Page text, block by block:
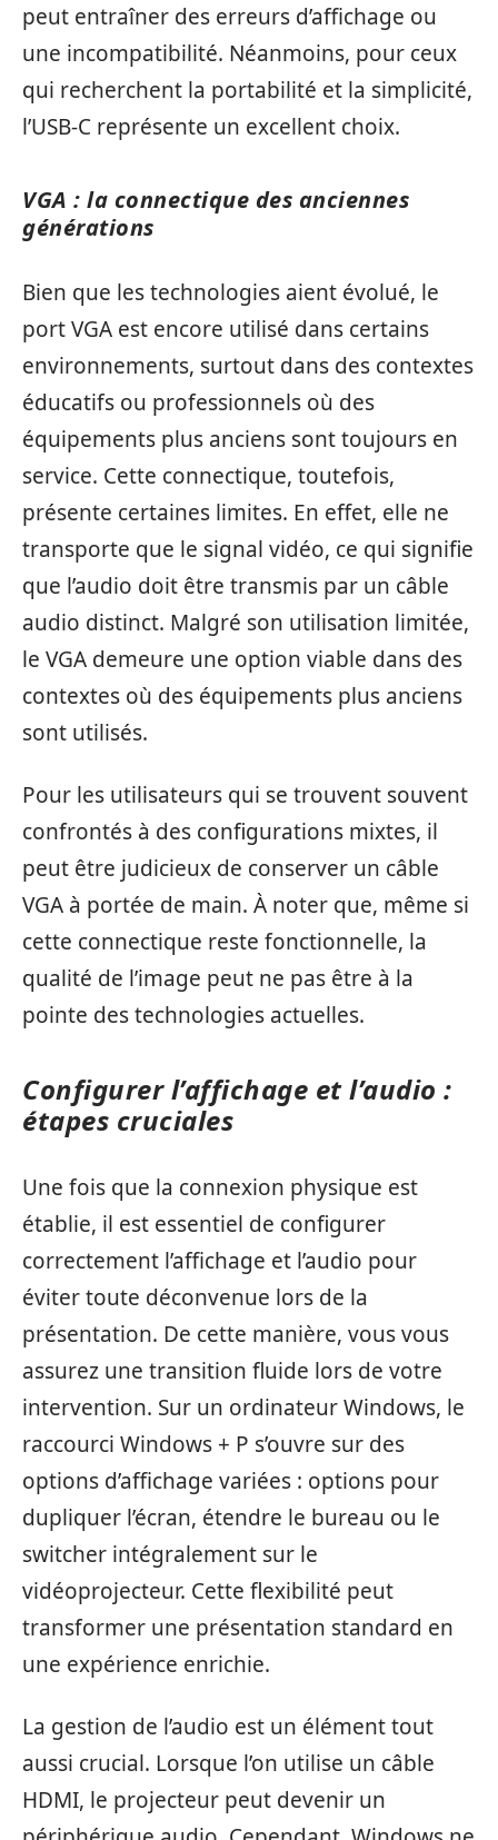
peut entraîner des erreurs d’affichage ou
une incompatibilité. Néanmoins, pour ceux
qui recherchent la portabilité et la simplicité,
l’USB-C représente un excellent choix.
VGA : la connectique des anciennes
générations
Bien que les technologies aient évolué, le
port VGA est encore utilisé dans certains
environnements, surtout dans des contextes
éducatifs ou professionnels où des
équipements plus anciens sont toujours en
service. Cette connectique, toutefois,
présente certaines limites. En effet, elle ne
transporte que le signal vidéo, ce qui signifie
que l’audio doit être transmis par un câble
audio distinct. Malgré son utilisation limitée,
le VGA demeure une option viable dans des
contextes où des équipements plus anciens
sont utilisés.
Pour les utilisateurs qui se trouvent souvent
confrontés à des configurations mixtes, il
peut être judicieux de conserver un câble
VGA à portée de main. À noter que, même si
cette connectique reste fonctionnelle, la
qualité de l’image peut ne pas être à la
pointe des technologies actuelles.
Configurer l’affichage et l’audio :
étapes cruciales
Une fois que la connexion physique est
établie, il est essentiel de configurer
correctement l’affichage et l’audio pour
éviter toute déconvenue lors de la
présentation. De cette manière, vous vous
assurez une transition fluide lors de votre
intervention. Sur un ordinateur Windows, le
raccourci Windows + P s’ouvre sur des
options d’affichage variées : options pour
dupliquer l’écran, étendre le bureau ou le
switcher intégralement sur le
vidéoprojecteur. Cette flexibilité peut
transformer une présentation standard en
une expérience enrichie.
La gestion de l’audio est un élément tout
aussi crucial. Lorsque l’on utilise un câble
HDMI, le projecteur peut devenir un